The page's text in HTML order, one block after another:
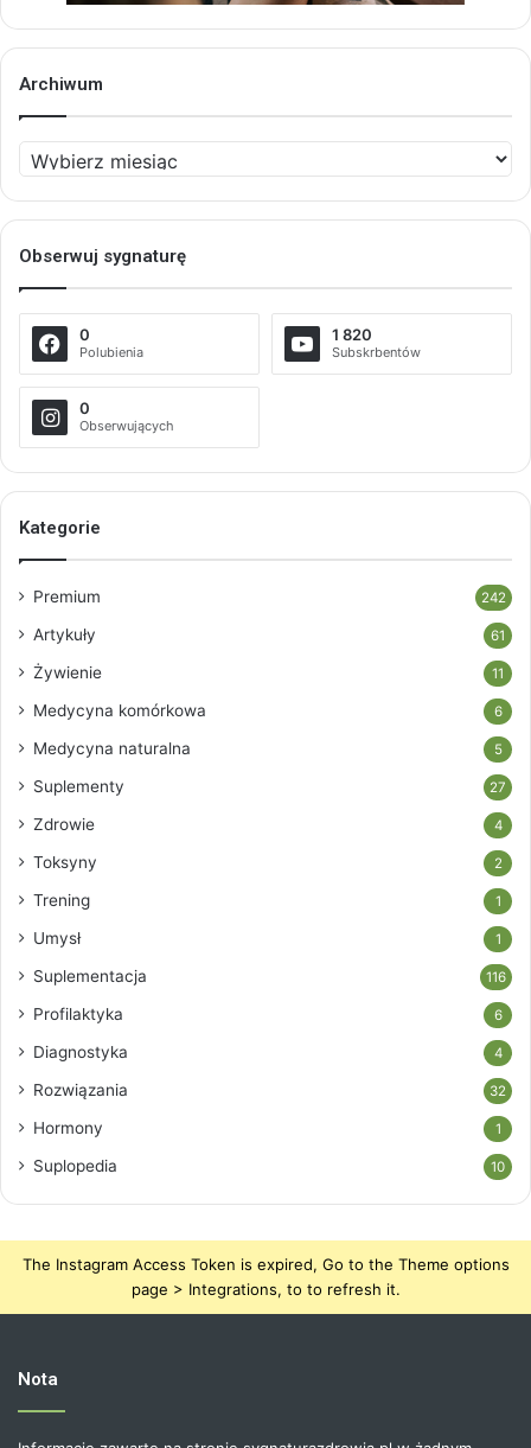
Archiwum
Archiwum
Obserwuj sygnaturę
0
Polubienia
1 820
Subskrbentów
0
Obserwujących
Kategorie
Premium 242
Artykuły 61
Żywienie 11
Medycyna komórkowa 6
Medycyna naturalna 5
Suplementy 27
Zdrowie 4
Toksyny 2
Trening 1
Umysł 1
Suplementacja 116
Profilaktyka 6
Diagnostyka 4
Rozwiązania 32
Hormony 1
Suplopedia 10
The Instagram Access Token is expired, Go to the Theme options
page > Integrations, to to refresh it.
Nota